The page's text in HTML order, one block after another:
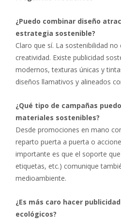
¿Puedo combinar diseño
estrategia sostenible?
Claro que sí. La sostenibilidad
creatividad. Existe publicidad
modernos, texturas únicas y
diseños llamativos y alineados
¿Qué tipo de campañas
materiales sostenibles?
Desde promociones en mano
reparto puerta a puerta o
importante es que el soporte
etiquetas, etc.) comunique
medioambiente.
¿Es más caro hacer
ecológicos?